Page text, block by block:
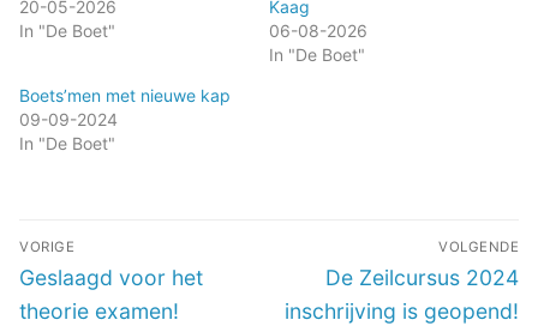
20-05-2026
In "De Boet"
Kaag
06-08-2026
In "De Boet"
Boets’men met nieuwe kap
09-09-2024
In "De Boet"
Bericht
navigatie
VORIGE
Vorig
bericht:
Geslaagd voor het
theorie examen!
VOLGENDE
Volgend
bericht:
De Zeilcursus 2024
inschrijving is geopend!